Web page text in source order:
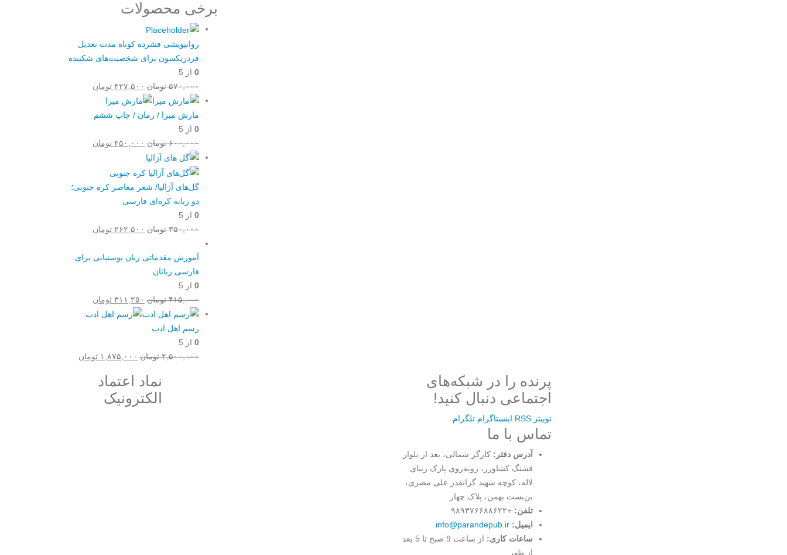
برخی محصولات
روانپویشی فشرده کوتاه مدت تعدیل
فردریکسون برای شخصیت‌های شکننده
0 از 5
۵۷۰,۰۰۰ تومان قیمت
اصلی:
۵۷۰,۰۰۰ تومان
۴۲۷,۵۰۰ تومان
مارش میرا / رمان / چاپ ششم
0 از 5
۶۰۰,۰۰۰ تومان قیمت
بود.
۴۵۰,۰۰۰ تومان
گل‌‌های آزالیا/ شعر معاصر کره جنوبی؛
دو زبانه کره‌ای فارسی
0 از 5
۳۵۰,۰۰۰ تومان قیمت
۳۵۰,۰۰۰ تومان
۲۶۲,۵۰۰ تومان
۲۶۲,۵۰۰ تومان.
آموزش مقدماتی زبان بوسنیایی برای
فارسی زبانان
0 از 5
۴۱۵,۰۰۰ تومان قیمت
اصلی:
۳۱۱,۲۵۰ تومان
فعلی:
رسم اهل ادب
0 از 5
۲,۵۰۰,۰۰۰ تومان قیمت
۲,۵۰۰,۰۰۰ تومان
بود.
۱,۸۷۵,۰۰۰ تومان
پرنده را در شبکه‌های
اجتماعی دنبال کنید!
توییتر RSS اینستاگرام تلگرام
تماس با ما
آدرس دفتر: کارگر شمالی، بعد از بلوار
قشنگ کشاورز، روبه‌روی پارک زیبای
لاله، کوچه شهید گرانقدر علی مصری،
بن‌بست بهمن، پلاک چهار
تلفن: +۹۸۹۳۷۶۶۸۸۶۲۲
ایمیل: info@parandepub.ir
ساعات کاری:
از ساعت 9 صبح تا 5 بعد
از ظهر
نماد اعتماد
الکترونیک